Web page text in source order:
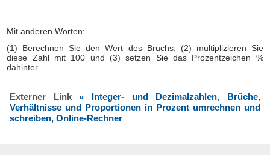
Mit anderen Worten:
(1) Berechnen Sie den Wert des Bruchs, (2) multiplizieren Sie
diese Zahl mit 100 und (3) setzen Sie das Prozentzeichen %
dahinter.
Externer Link» Integer- und Dezimalzahlen, Brüche,
Verhältnisse und Proportionen in Prozent umrechnen und
schreiben, Online-Rechner